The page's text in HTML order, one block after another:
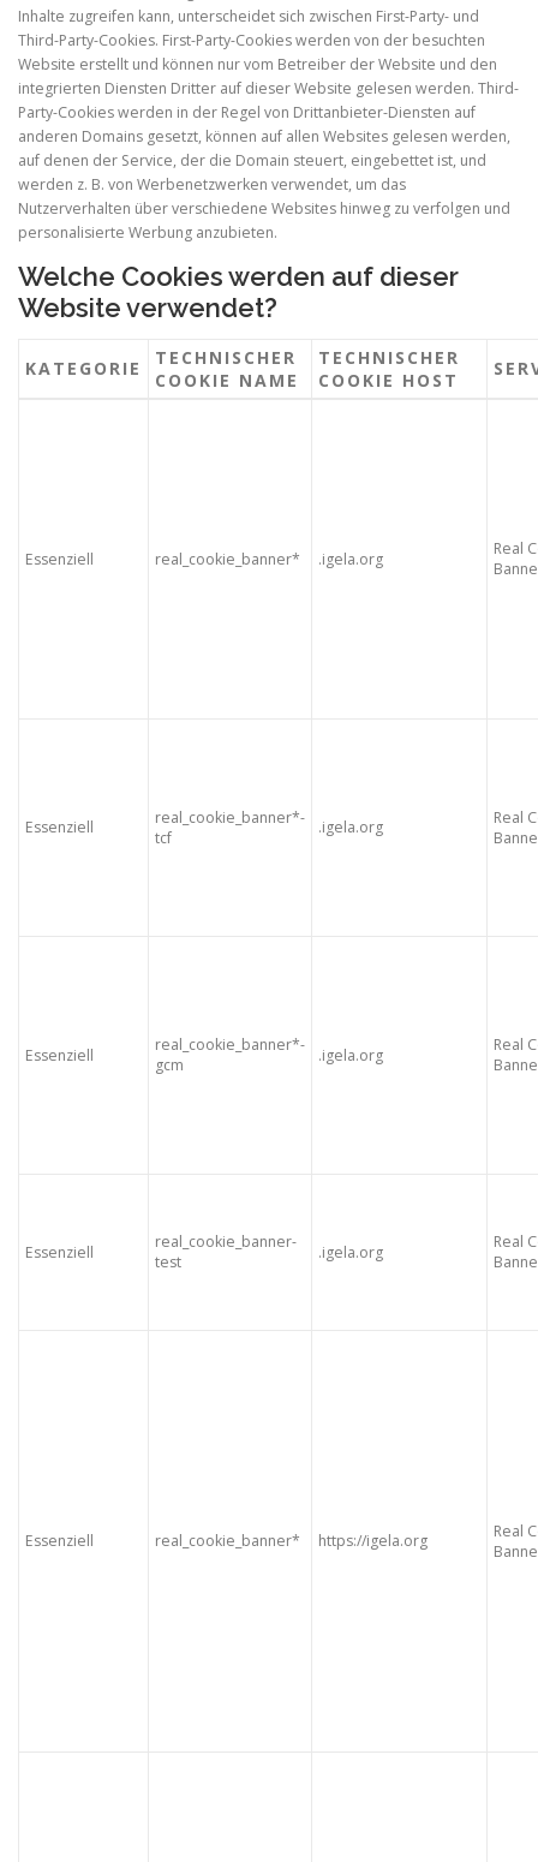
Inhalte zugreifen kann, unterscheidet sich zwischen First-Party- und
Third-Party-Cookies. First-Party-Cookies werden von der besuchten
Website erstellt und können nur vom Betreiber der Website und den
integrierten Diensten Dritter auf dieser Website gelesen werden. Third-
Party-Cookies werden in der Regel von Drittanbieter-Diensten auf
anderen Domains gesetzt, können auf allen Websites gelesen werden,
auf denen der Service, der die Domain steuert, eingebettet ist, und
werden z. B. von Werbenetzwerken verwendet, um das
Nutzerverhalten über verschiedene Websites hinweg zu verfolgen und
personalisierte Werbung anzubieten.
Welche Cookies werden auf dieser
Website verwendet?
KATEGORIE
TECHNISCHER
COOKIE NAME
TECHNISCHER
COOKIE HOST
Essenziell real_cookie_banner* .igela.org
Real
Essenziell
real_cookie_banner*-
tcf
.igela.org
Real
Essenziell
real_cookie_banner*-
gcm
.igela.org
Real
Essenziell
real_cookie_banner-
test
.igela.org
Real
Essenziell real_cookie_banner* https://igela.org
Real